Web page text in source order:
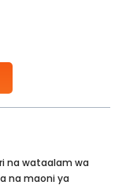
dream of
na wataalam wa
na maoni ya